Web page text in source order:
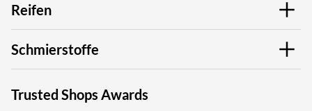
Reifen
Schmierstoffe
Trusted Shops Awards